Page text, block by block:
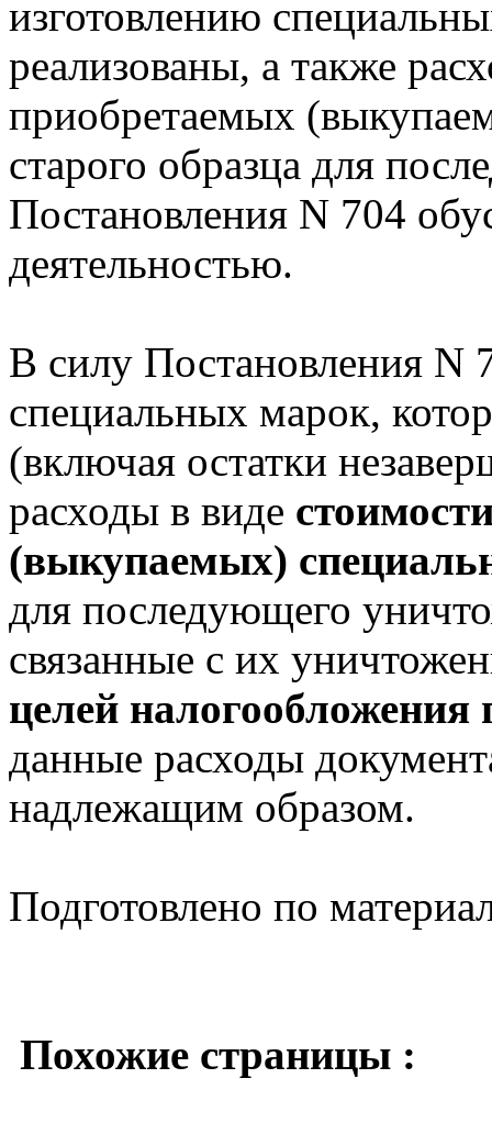
изготовлению
реализованы, а также
приобретаемых
старого образца для
Постановления N 704
деятельностью.
В силу Постановления N
специальных марок,
(включая остатки
расходы в виде
(выкупаемых)
для последующего
связанные с их
целей
данные расходы
надлежащим образом.
Подготовлено по
Похожие страницы :